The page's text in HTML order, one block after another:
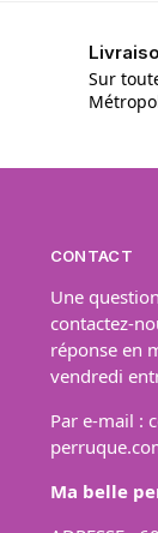
Sur
CONTACT
Une
contactez-
réponse en
vendredi
Par e-mail :
Ma belle